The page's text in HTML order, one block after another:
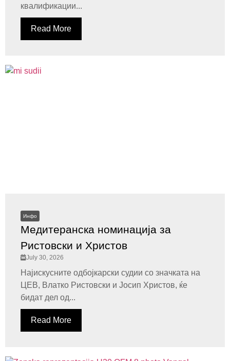
квалификации...
Read More
Инфо
Медитеранска номинација за
Ристовски и Христов
July 30, 2026
Најискусните одбојкарски судии со значката на
ЦЕВ, Влатко Ристовски и Јосип Христов, ќе
бидат дел од...
Read More